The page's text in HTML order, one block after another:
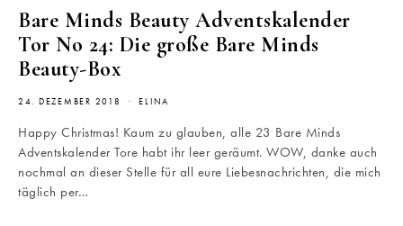
Bare Minds Beauty Adventskalender
Tor No 24: Die große Bare Minds
Beauty-Box
24. DEZEMBER 2018 ELINA
Happy Christmas! Kaum zu glauben, alle 23 Bare Minds
Adventskalender Tore habt ihr leer geräumt. WOW, danke auch
nochmal an dieser Stelle für all eure Liebesnachrichten, die mich
täglich per…